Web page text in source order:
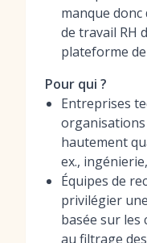
manque
de travail RH
plateforme
Pour qui ?
Entreprises
hautement
ex.,
Équipes de
privilégier
basée sur
au filtrage